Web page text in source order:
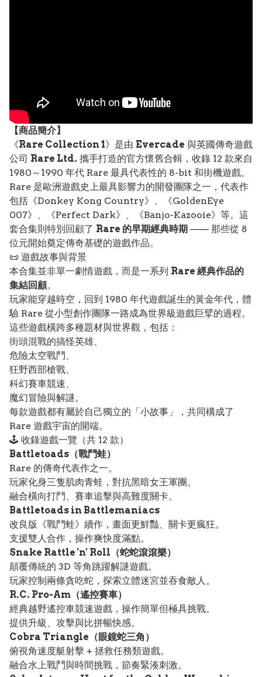
【商品簡介】
《Rare Collection 1》是由 Evercade 與英國傳奇遊戲
公司 Rare Ltd. 攜手打造的官方懷舊合輯，收錄 12 款來自
1980～1990 年代 Rare 最具代表性的 8-bit 和街機遊戲。
Rare 是歐洲遊戲史上最具影響力的開發團隊之一，代表作
包括《Donkey Kong Country》、《GoldenEye
007》、《Perfect Dark》、《Banjo-Kazooie》等。這
套合集則特別回顧了 Rare 的早期經典時期 —— 那些從 8
位元開始奠定傳奇基礎的遊戲作品。
📜 遊戲故事與背景
本合集並非單一劇情遊戲，而是一系列 Rare 經典作品的
集結回顧。
玩家能穿越時空，回到 1980 年代遊戲誕生的黃金年代，體
驗 Rare 從小型創作團隊一路成為世界級遊戲巨擘的過程。
這些遊戲橫跨多種題材與世界觀，包括：
街頭混戰的搞怪英雄、
危險太空戰鬥、
狂野西部槍戰、
科幻賽車競速、
魔幻冒險與解謎。
每款遊戲都有屬於自己獨立的「小故事」，共同構成了
Rare 遊戲宇宙的開端。
🕹️ 收錄遊戲一覽（共 12 款）
Battletoads（戰鬥蛙）
Rare 的傳奇代表作之一。
玩家化身三隻肌肉青蛙，對抗黑暗女王軍團。
融合橫向打鬥、賽車追擊與高難度關卡。
Battletoads in Battlemaniacs
改良版《戰鬥蛙》續作，畫面更鮮豔、關卡更瘋狂。
支援雙人合作，操作爽快度滿點。
Snake Rattle 'n' Roll（蛇蛇滾滾樂）
顛覆傳統的 3D 等角跳躍解謎遊戲。
玩家控制兩條貪吃蛇，探索立體迷宮並吞食敵人。
R.C. Pro-Am（遙控賽車）
經典越野遙控車競速遊戲，操作簡單但極具挑戰。
提供升級、攻擊與比拼暢快感。
Cobra Triangle（眼鏡蛇三角）
俯視角速度艇射擊 + 拯救任務類遊戲。
融合水上戰鬥與時間挑戰，節奏緊湊刺激。